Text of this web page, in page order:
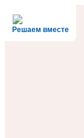
Решаем вместе